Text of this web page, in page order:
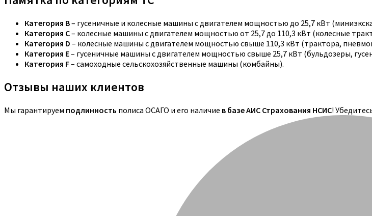
Категория B– гусеничные и колесные машины с двигателем мощностью до 25,7 кВт
Категория C– колесные машины с двигателем мощностью от 25,7 до 110,3 кВт (колесные
Категория D – колесные машины с двигателем мощностью свыше 110,3 кВт (трактора,
Категория E– гусеничные машины с двигателем мощностью свыше 25,7 кВт (бульдозеры,
Категория F– самоходные сельскохозяйственные машины (комбайны).
Отзывы наших клиентов
Мы гарантируем подлинность полиса ОСАГО и его наличие в базе АИС Страхования НСИС!